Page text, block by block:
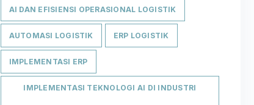
AI DAN EFISIENSI OPERASIONAL LOGISTIK
AUTOMASI LOGISTIK ERP LOGISTIK
IMPLEMENTASI ERP
IMPLEMENTASI TEKNOLOGI AI DI INDUSTRI